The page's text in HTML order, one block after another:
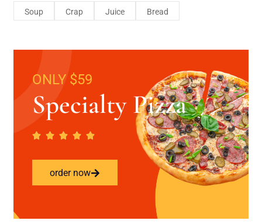
Soup Crap Juice Bread
ONLY $59
Specialty Pizza
order now